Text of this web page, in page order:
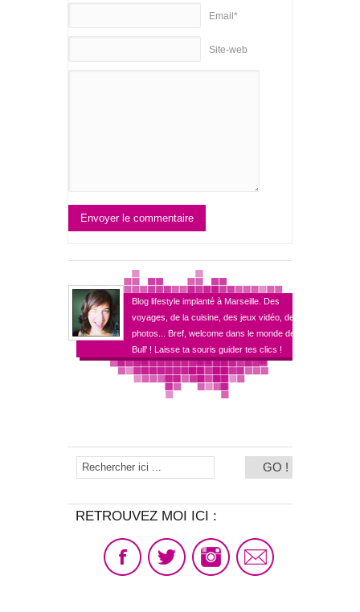
Email*
Site-web
Envoyer le commentaire
Blog lifestyle implanté à Marseille. Des
voyages, de la cuisine, des jeux vidéo, des
photos... Bref, welcome dans le monde de
Bull' ! Laisse ta souris guider tes clics !
RETROUVEZ MOI ICI :